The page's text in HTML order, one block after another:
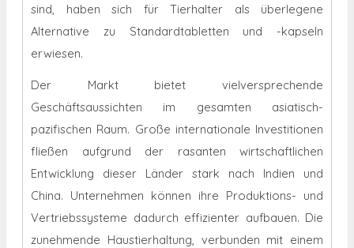
sind, haben sich für Tierhalter als überlegene
Alternative zu Standardtabletten und -kapseln
erwiesen.
Der Markt bietet vielversprechende
Geschäftsaussichten im gesamten asiatisch-
pazifischen Raum. Große internationale Investitionen
fließen aufgrund der rasanten wirtschaftlichen
Entwicklung dieser Länder stark nach Indien und
China. Unternehmen können ihre Produktions- und
Vertriebssysteme dadurch effizienter aufbauen. Die
zunehmende Haustierhaltung, verbunden mit einem